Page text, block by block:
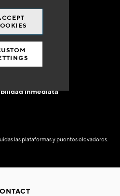
euros*
inmediata
las plataformas y puentes elevadores.